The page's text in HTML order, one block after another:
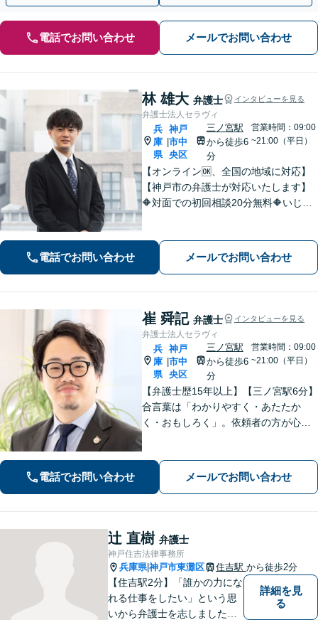
電話でお問い合わせ メールでお問い合わせ
林 雄大 弁護士 インタビューを見る
弁護士法人セラヴィ
兵
庫
県
神戸
市中
央区
三ノ宮駅
から徒歩6
分
営業時間：09:00
~21:00（平日）
【オンライン🆗、全国の地域に対応】
【神戸市の弁護士が対応いたします】
🔶対面での初回相談20分無料🔶いじめ
うな支援を心がけています。【三ノ宮
電話でお問い合わせ メールでお問い合わせ
崔 舜記 弁護士 インタビューを見る
弁護士法人セラヴィ
兵
庫
県
神戸
市中
央区
三ノ宮駅
から徒歩6
分
営業時間：09:00
~21:00（平日）
【弁護士歴15年以上】【三ノ宮駅6分】
合言葉は「わかりやすく・あたたか
く・おもしろく」。依頼者の方が心か
談可能】【初回面談20分無料】
電話でお問い合わせ メールでお問い合わせ
辻 直樹 弁護士
神戸住吉法律事務所
兵庫県|神戸市東灘区 住吉駅 から徒歩2分
【住吉駅2分】「誰かの力にな
れる仕事をしたい」という思
いから弁護士を志しました。
詳細を見
る